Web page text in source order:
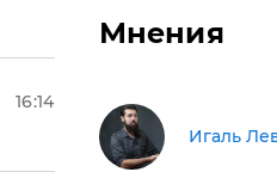
16:14
Мнения
Игаль